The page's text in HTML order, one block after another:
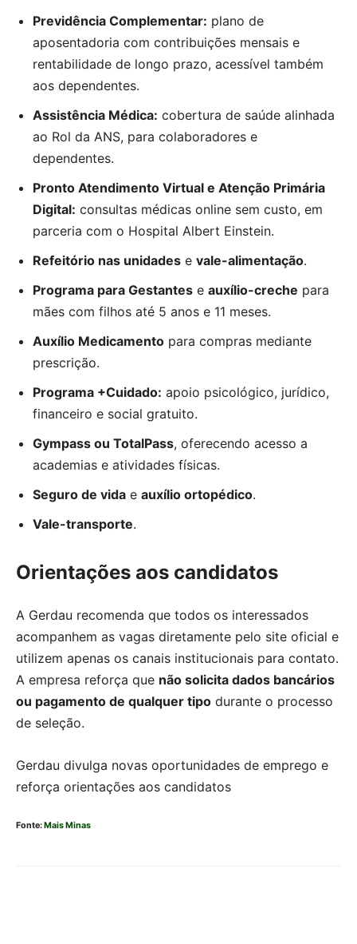
Previdência Complementar: plano de
aposentadoria com contribuições mensais e
rentabilidade de longo prazo, acessível também
aos dependentes.
Assistência Médica: cobertura de saúde alinhada
ao Rol da ANS, para colaboradores e
dependentes.
Pronto Atendimento Virtual e Atenção Primária
Digital: consultas médicas online sem custo, em
parceria com o Hospital Albert Einstein.
Refeitório nas unidades e vale-alimentação.
Programa para Gestantes e auxílio-creche para
mães com filhos até 5 anos e 11 meses.
Auxílio Medicamento para compras mediante
prescrição.
Programa +Cuidado: apoio psicológico, jurídico,
financeiro e social gratuito.
Gympass ou TotalPass, oferecendo acesso a
academias e atividades físicas.
Seguro de vida e auxílio ortopédico.
Vale-transporte.
Orientações aos candidatos
A Gerdau recomenda que todos os interessados
acompanhem as vagas diretamente pelo site oficial e
utilizem apenas os canais institucionais para contato.
A empresa reforça que não solicita dados bancários
ou pagamento de qualquer tipo durante o processo
de seleção.
Gerdau divulga novas oportunidades de emprego e
reforça orientações aos candidatos
Fonte:Mais Minas